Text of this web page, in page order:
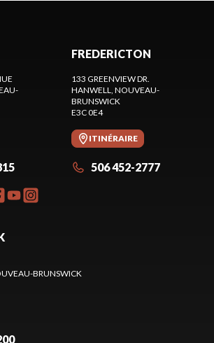
FREDERICTON
133 GREENVIEW DR.
HANWELL, NOUVEAU-
BRUNSWICK
E3C 0E4
ITINÉRAIRE
506 452-2777
BRUNSWICK